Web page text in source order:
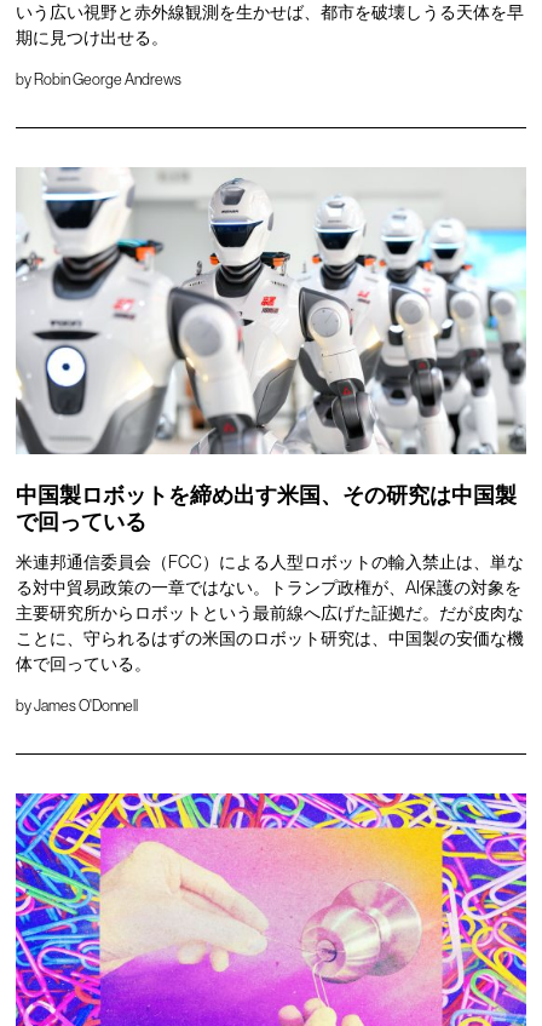
いう広い視野と赤外線観測を生かせば、都市を破壊しうる天体を早
期に見つけ出せる。
by Robin George Andrews
中国製ロボットを締め出す米国、その研究は中国製
で回っている
米連邦通信委員会（FCC）による人型ロボットの輸入禁止は、単な
る対中貿易政策の一章ではない。トランプ政権が、AI保護の対象を
主要研究所からロボットという最前線へ広げた証拠だ。だが皮肉な
ことに、守られるはずの米国のロボット研究は、中国製の安価な機
体で回っている。
byJames O'Donnell